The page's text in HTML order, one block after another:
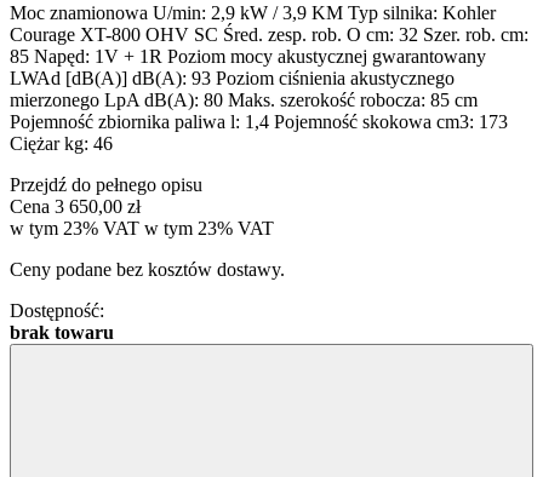
Moc znamionowa U/min: 2,9 kW / 3,9 KM Typ silnika: Kohler
Courage XT-800 OHV SC Śred. zesp. rob. O cm: 32 Szer. rob. cm:
85 Napęd: 1V + 1R Poziom mocy akustycznej gwarantowany
LWAd [dB(A)] dB(A): 93 Poziom ciśnienia akustycznego
mierzonego LpA dB(A): 80 Maks. szerokość robocza: 85 cm
Pojemność zbiornika paliwa l: 1,4 Pojemność skokowa cm3: 173
Ciężar kg: 46
Przejdź do pełnego opisu
Cena 3 650,00 zł
w tym 23% VAT w tym 23% VAT
Ceny podane bez kosztów dostawy.
Dostępność:
brak towaru